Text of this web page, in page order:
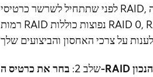
לפני שתתחיל לשרשר כרטיסי RAID, עליך להבין את רמות ה-RAID השונות ואת התכונות והיתרונות שהן מציעות.
רמות RAID נפוצות כוללות RAID 0, RAID 1, RAID 5, RAID 6 וכו'. אתה יכול לבחור את רמת ה-RAID המתאימה
שלב 2:
בחר את כרטיס ה-RAID הנכון